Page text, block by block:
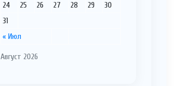
Август 2026
« Июл
24
25 26 27 28 29
30
31